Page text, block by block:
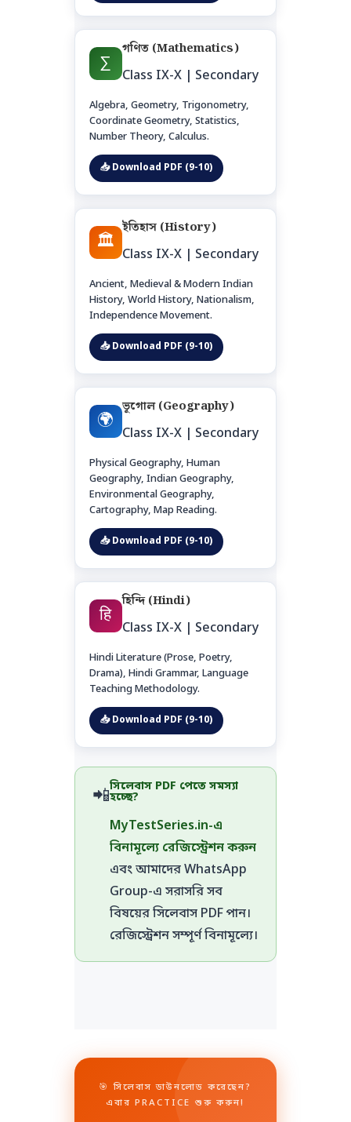
∑
গণিত (Mathematics)
Class IX-X | Secondary
Algebra, Geometry, Trigonometry,
Coordinate Geometry, Statistics,
Number Theory, Calculus.
📥 Download PDF (9-10)
🏛️
ইতিহাস (History)
Class IX-X | Secondary
Ancient, Medieval & Modern Indian
History, World History, Nationalism,
Independence Movement.
📥 Download PDF (9-10)
🌍
ভূগোল (Geography)
Class IX-X | Secondary
Physical Geography, Human
Geography, Indian Geography,
Environmental Geography,
Cartography, Map Reading.
📥 Download PDF (9-10)
हि
হিন্দি (Hindi)
Class IX-X | Secondary
Hindi Literature (Prose, Poetry,
Drama), Hindi Grammar, Language
Teaching Methodology.
📥 Download PDF (9-10)
📲সিলেবাস PDF পেতে সমস্যা
হচ্ছে?
MyTestSeries.in-এ
বিনামূল্যে রেজিস্ট্রেশন করুন
এবং আমাদের WhatsApp
Group-এ সরাসরি সব
বিষয়ের সিলেবাস PDF পান।
রেজিস্ট্রেশন সম্পূর্ণ বিনামূল্যে।
🎯 সিলেবাস ডাউনলোড করেছেন?
এবার PRACTICE শুরু করুন!